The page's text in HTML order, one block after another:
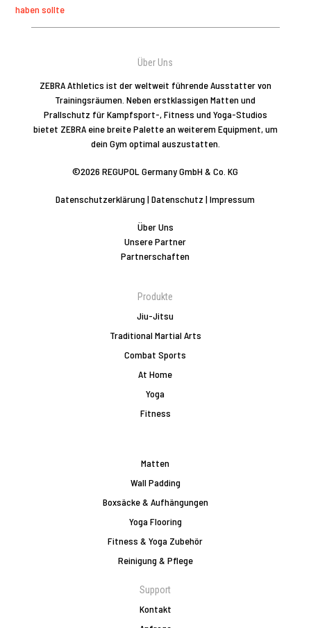
haben sollte
Über Uns
ZEBRA Athletics ist der weltweit führende Ausstatter von
Trainingsräumen. Neben erstklassigen Matten und
Prallschutz für Kampfsport-, Fitness und Yoga-Studios
bietet ZEBRA eine breite Palette an weiterem Equipment, um
dein Gym optimal auszustatten.
©2026 REGUPOL Germany GmbH & Co. KG
Datenschutzerklärung |Datenschutz |Impressum
Über Uns
Unsere Partner
Partnerschaften
Produkte
Jiu-Jitsu
Traditional Martial Arts
Combat Sports
At Home
Yoga
Fitness
Matten
Wall Padding
Boxsäcke & Aufhängungen
Yoga Flooring
Fitness & Yoga Zubehör
Reinigung & Pflege
Support
Kontakt